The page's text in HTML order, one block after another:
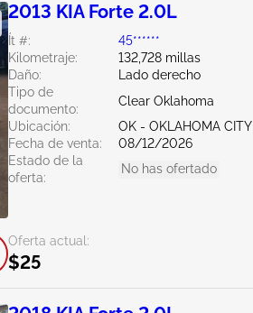
2013 KIA Forte 2.0L
Ít #:
45******
Kilometraje:
132,728 millas
Daño:
Lado derecho
Tipo de
documento:
Clear Oklahoma
Ubicación:
OK - OKLAHOMA CITY
Fecha de venta:
08/12/2026
Estado de la
oferta:
No has ofertado
Oferta actual:
$25